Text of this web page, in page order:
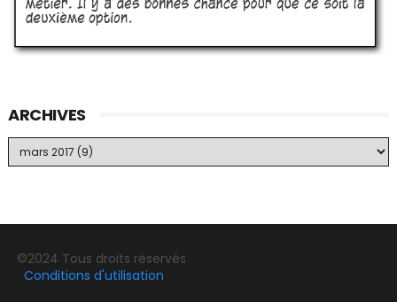
ARCHIVES
©2024 Tous droits réservés
Conditions d'utilisation